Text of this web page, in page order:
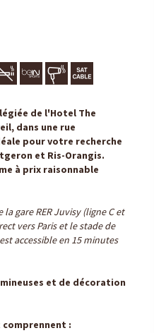
de l'Hotel The
dans une rue
pour votre recherche
et Ris-Orangis.
à prix raisonnable
gare RER Juvisy (ligne C et
vers Paris et le stade de
accessible en 15 minutes
et de décoration
: